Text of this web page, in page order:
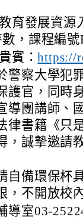
育發展資源
，課程編
賓：https://
警察大學犯
護官，同時
導團講師、
律書籍《只
，誠摯邀請
自備環保杯
，不開放校
導室03-